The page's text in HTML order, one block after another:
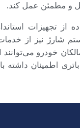
و مطمئن عمل کند.
از تجهیزات
شارژ نیز از
خودرو
اطمینان داشته